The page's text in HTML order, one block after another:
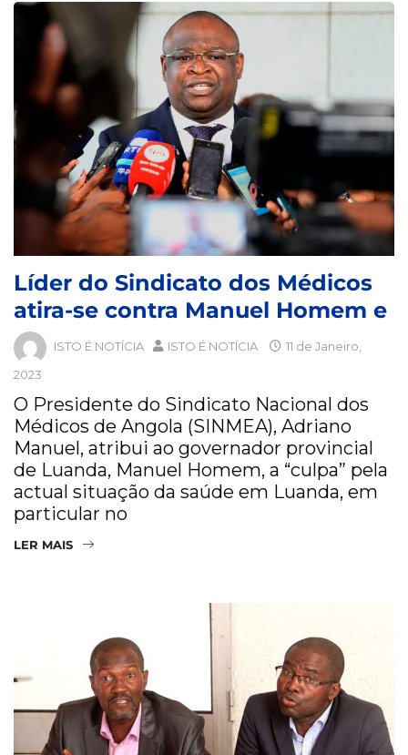
Líder do Sindicato dos Médicos
atira-se contra Manuel Homem e
ISTO É NOTÍCIA ISTO É NOTÍCIA
11 de Janeiro,
2023
O Presidente do Sindicato Nacional dos
Médicos de Angola (SINMEA), Adriano
Manuel, atribui ao governador provincial
de Luanda, Manuel Homem, a “culpa” pela
actual situação da saúde em Luanda, em
particular no
LER MAIS